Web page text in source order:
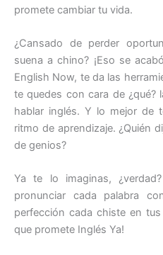
promete cambiar tu vida.
¿Cansado de perder
suena a chino? ¡Eso se
English Now, te da las
te quedes con cara de ¿qué?
hablar inglés. Y lo mejor de
ritmo de aprendizaje. ¿Quién
de genios?
Ya te lo imaginas,
pronunciar cada palabra
perfección cada chiste en
que promete Inglés Ya!